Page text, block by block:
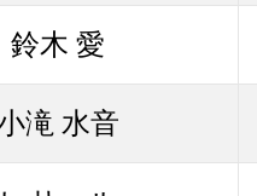
鈴木 愛
滝 水音